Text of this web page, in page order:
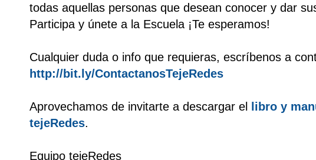
todas aquellas personas que desean conocer y dar
Participa y únete a la Escuela ¡Te esperamos!
Cualquier duda o info que requieras, escríbenos a
http://bit.ly/ContactanosTejeRedes
Aprovechamos de invitarte a descargar el libro y
tejeRedes.
Equipo tejeRedes